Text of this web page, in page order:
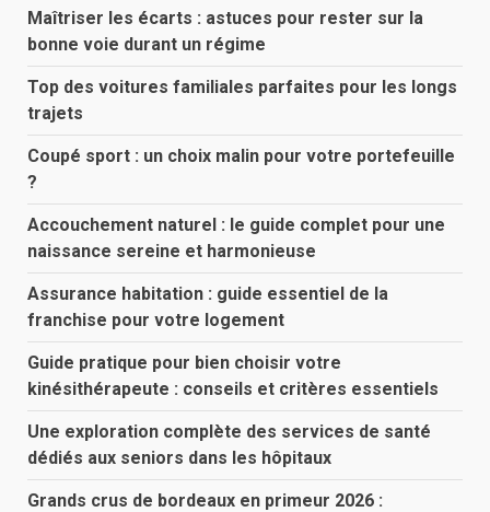
Maîtriser les écarts : astuces pour rester sur la
bonne voie durant un régime
Top des voitures familiales parfaites pour les longs
trajets
Coupé sport : un choix malin pour votre portefeuille
?
Accouchement naturel : le guide complet pour une
naissance sereine et harmonieuse
Assurance habitation : guide essentiel de la
franchise pour votre logement
Guide pratique pour bien choisir votre
kinésithérapeute : conseils et critères essentiels
Une exploration complète des services de santé
dédiés aux seniors dans les hôpitaux
Grands crus de bordeaux en primeur 2026 :